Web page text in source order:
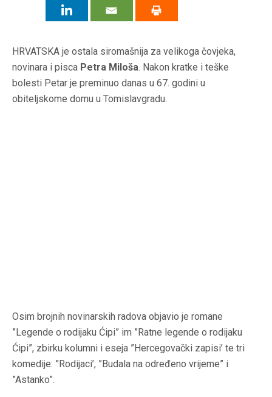
HRVATSKA je ostala siromašnija za velikoga čovjeka,
novinara i pisca Petra Miloša. Nakon kratke i teške
bolesti Petar je preminuo danas u 67. godini u
obiteljskome domu u Tomislavgradu.
Osim brojnih novinarskih radova objavio je romane
”Legende o rodijaku Ćipi” im ”Ratne legende o rodijaku
Ćipi”, zbirku kolumni i eseja ”Hercegovački zapisi’ te tri
komedije: ”Rodijaci’, ”Budala na određeno vrijeme” i
”Astanko”.